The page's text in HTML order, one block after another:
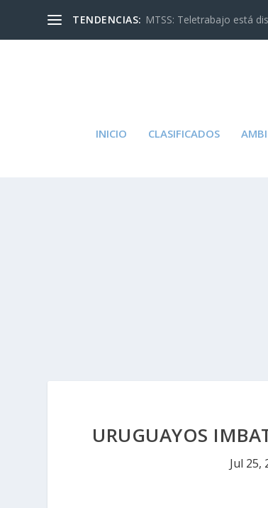
TENDENCIAS: MTSS: Teletrabajo está
INICIO CLASIFICADOS
URUGUAYOS
Jul 25,